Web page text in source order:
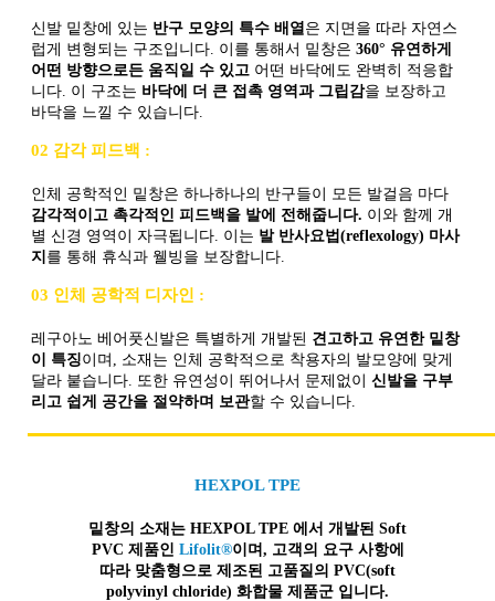
신발 밑창에 있는 반구 모양의 특수 배열 은 지면을 따라 자연스
럽게 변형되는 구조입니다. 이를 통해서 밑창은 360° 유연하게
어떤 방향으로든 움직일 수 있고 어떤 바닥에도 완벽히 적응합
니다. 이 구조는 바닥에 더 큰 접촉 영역과 그립감을 보장하고
바닥을 느낄 수 있습니다.
02 감각 피드백 :
인체 공학적인 밑창은 하나하나의 반구들이 모든 발걸음 마다
감각적이고 촉각적인 피드백을 발에 전해줍니다. 이와 함께 개
별 신경 영역이 자극됩니다. 이는 발 반사요법(reflexology) 마사
지 를 통해 휴식과 웰빙을 보장합니다.
03 인체 공학적 디자인 :
레구아노 베어풋신발은 특별하게 개발된 견고하고 유연한 밑창
이 특징이며, 소재는 인체 공학적으로 착용자의 발모양에 맞게
달라 붙습니다. 또한 유연성이 뛰어나서 문제없이 신발을 구부
리고 쉽게 공간을 절약하며 보관할 수 있습니다.
HEXPOL TPE
밑창의 소재는 HEXPOL TPE 에서 개발된 Soft
PVC 제품인 Lifolit®이며, 고객의 요구 사항에
따라 맞춤형으로 제조된 고품질 의 PVC(soft
polyvinyl chloride) 화합물 제품군 입니다.